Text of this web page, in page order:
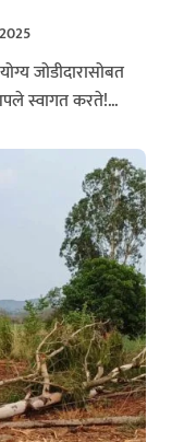
स्वागत करते!...